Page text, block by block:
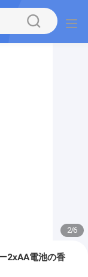
2/6
2xAA電池の香